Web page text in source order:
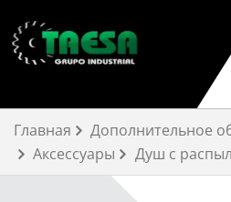
содержимому
Главная
Дополнительное
Аксессуары
Душ с